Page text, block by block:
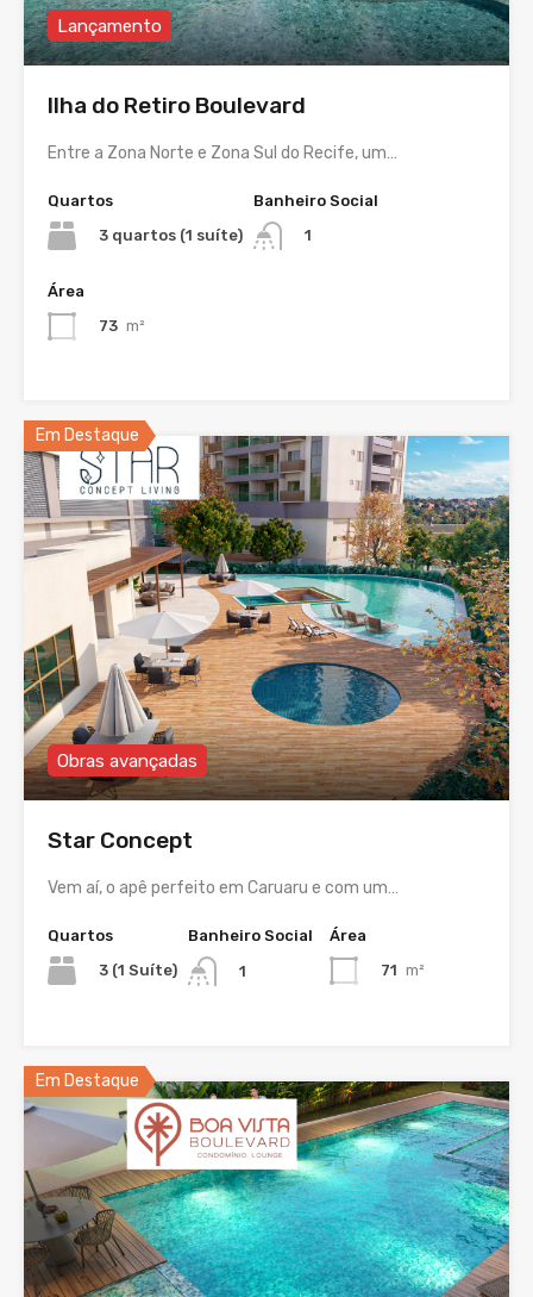
Lançamento
Ilha do Retiro Boulevard
Entre a Zona Norte e Zona Sul do Recife, um…
Quartos
3 quartos (1 suíte)
Banheiro Social
1
Área
73 m²
Em Destaque
Obras avançadas
Star Concept
Vem aí, o apê perfeito em Caruaru e com um…
Quartos
3 (1 Suíte)
Banheiro Social
1
Área
71 m²
Em Destaque